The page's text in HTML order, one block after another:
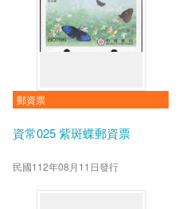
郵資票
資常025 紫斑蝶郵資票
民國112年08月11日發行